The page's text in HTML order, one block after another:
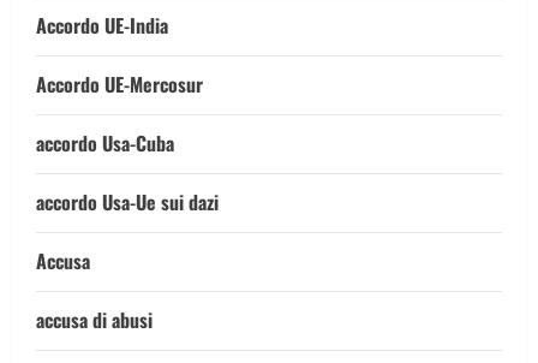
Accordo UE-India
Accordo UE-Mercosur
accordo Usa-Cuba
accordo Usa-Ue sui dazi
Accusa
accusa di abusi